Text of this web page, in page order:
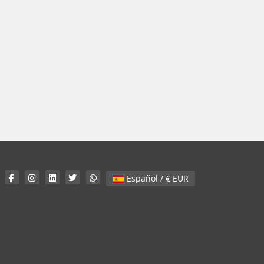
Español / € EUR